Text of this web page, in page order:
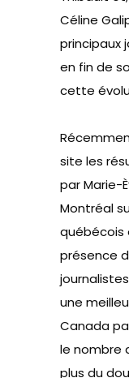
Céline
principaux
en fin de
cette
site les
par Marie-
Montréal
québécois
présence
une
Canada
le nombre
plus du